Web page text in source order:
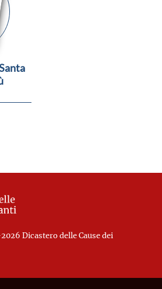
Dicastero delle Cause dei